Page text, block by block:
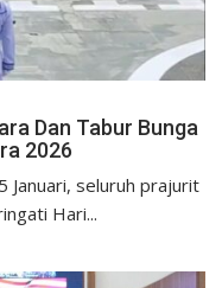
Dan Tabur Bunga
2026
Januari, seluruh prajurit
Hari...